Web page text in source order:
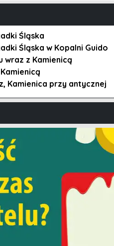
Śląska
Śląska w Kopalni Guido
wraz z Kamienicą
Kamienica przy antycznej